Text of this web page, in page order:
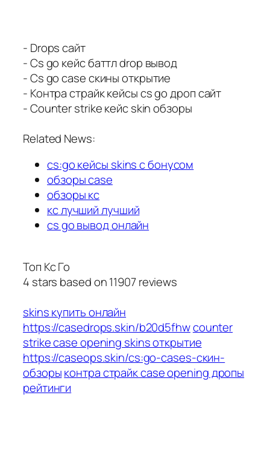
- Drops сайт
- Cs go кейс баттл drop вывод
- Cs go case скины открытие
- Контра страйк кейсы cs go дроп сайт
- Counter strike кейс skin обзоры
Related News:
cs:go кейсы skins с бонусом
обзоры case
обзоры кс
кс лучший лучший
cs go вывод онлайн
Топ Кс Го
4 stars based on11907reviews
skins купить онлайн
https://casedrops.skin/b20d5fhwcounter
strike case opening skins открытие
https://caseops.skin/cs:go-cases-скин-
обзорыконтра страйк case opening дропы
рейтинги